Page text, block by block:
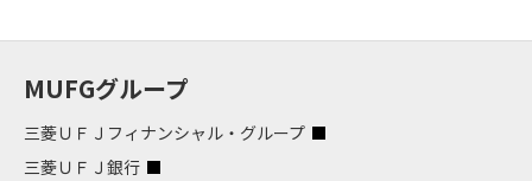
MUFGグループ
三菱ＵＦＪフィナンシャル・グループ
三菱ＵＦＪ銀行